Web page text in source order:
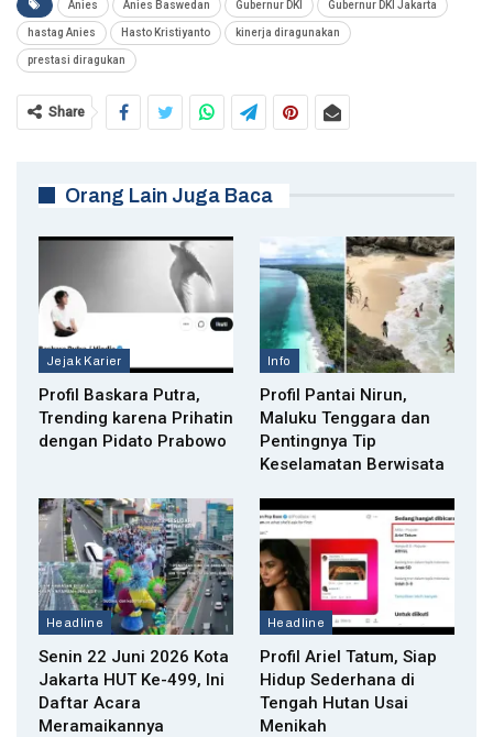
Anies Anies Baswedan Gubernur DKI Gubernur DKI Jakarta
hastag Anies Hasto Kristiyanto kinerja diragunakan
prestasi diragukan
Share
Orang Lain Juga Baca
Jejak Karier
Profil Baskara Putra,
Trending karena Prihatin
dengan Pidato Prabowo
Info
Profil Pantai Nirun,
Maluku Tenggara dan
Pentingnya Tip
Keselamatan Berwisata
Headline
Senin 22 Juni 2026 Kota
Jakarta HUT Ke-499, Ini
Daftar Acara
Meramaikannya
Headline
Profil Ariel Tatum, Siap
Hidup Sederhana di
Tengah Hutan Usai
Menikah